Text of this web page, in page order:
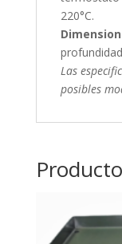
220°C.
Las
posibles